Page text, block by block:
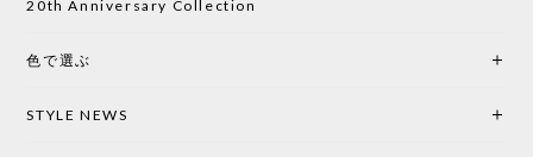
20th Anniversary Collection
色で選ぶ
STYLE NEWS